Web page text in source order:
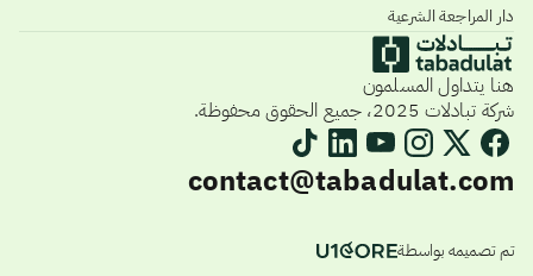
دار المراجعة الشرعية
هنا يتداول المسلمون
شركة تبادلات 2025، جميع الحقوق محفوظة.
contact@tabadulat.com
تم تصميمه بواسطة